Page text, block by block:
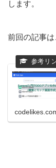
します。
前回の記事は